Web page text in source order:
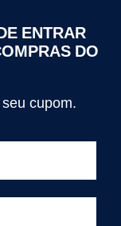
ENTRAR
DO
cupom.